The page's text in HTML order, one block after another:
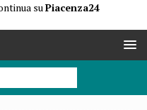
suPiacenza24